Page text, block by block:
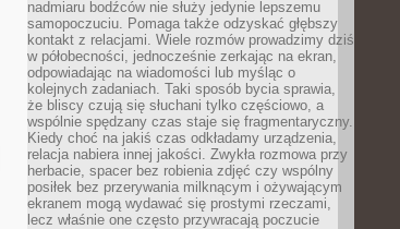
nadmiaru bodźców nie służy jedynie lepszemu
samopoczuciu. Pomaga także odzyskać głębszy
kontakt z relacjami. Wiele rozmów prowadzimy dziś
w półobecności, jednocześnie zerkając na ekran,
odpowiadając na wiadomości lub myśląc o
kolejnych zadaniach. Taki sposób bycia sprawia,
że bliscy czują się słuchani tylko częściowo, a
wspólnie spędzany czas staje się fragmentaryczny.
Kiedy choć na jakiś czas odkładamy urządzenia,
relacja nabiera innej jakości. Zwykła rozmowa przy
herbacie, spacer bez robienia zdjęć czy wspólny
posiłek bez przerywania milknącym i ożywającym
ekranem mogą wydawać się prostymi rzeczami,
lecz właśnie one często przywracają poczucie